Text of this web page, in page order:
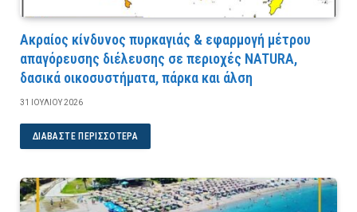
Ακραίος κίνδυνος πυρκαγιάς & εφαρμογή μέτρου
απαγόρευσης διέλευσης σε περιοχές NATURA,
δασικά οικοσυστήματα, πάρκα και άλση
31 ΙΟΥΛΊΟΥ 2026
ΔΙΑΒΆΣΤΕ ΠΕΡΙΣΣΌΤΕΡΑ